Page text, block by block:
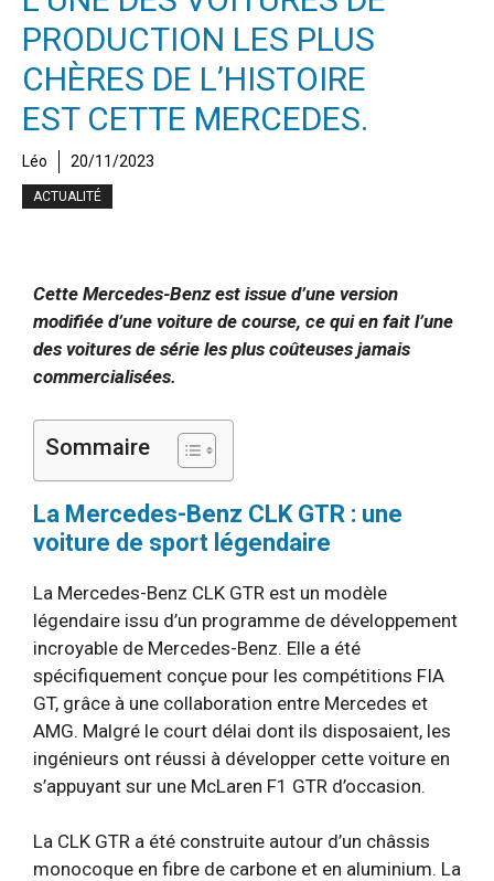
PRODUCTION LES PLUS
CHÈRES DE L’HISTOIRE
EST CETTE MERCEDES.
Léo 20/11/2023
ACTUALITÉ
Cette Mercedes-Benz est issue d’une version
modifiée d’une voiture de course, ce qui en fait l’une
des voitures de série les plus coûteuses jamais
commercialisées.
Sommaire
La Mercedes-Benz CLK GTR : une
voiture de sport légendaire
La Mercedes-Benz CLK GTR est un modèle
légendaire issu d’un programme de développement
incroyable de Mercedes-Benz. Elle a été
spécifiquement conçue pour les compétitions FIA
GT, grâce à une collaboration entre Mercedes et
AMG. Malgré le court délai dont ils disposaient, les
ingénieurs ont réussi à développer cette voiture en
s’appuyant sur une McLaren F1 GTR d’occasion.
La CLK GTR a été construite autour d’un châssis
monocoque en fibre de carbone et en aluminium. La